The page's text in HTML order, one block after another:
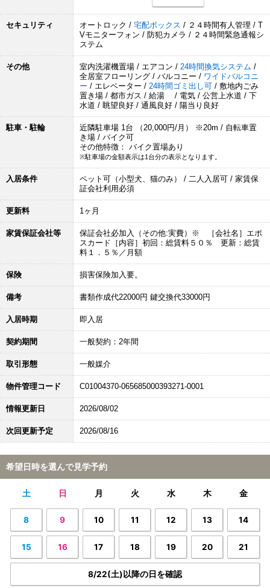
セキュリティ オートロック / 宅配ボックス / ２４時間有人管理 / T
Vモニターフォン / 防犯カメラ / ２４時間緊急通報シ
ステム
その他 室内洗濯機置場 / エアコン / 24時間換気システム /
全居室フローリング / バルコニー / ワイドバルコニ
ー / エレベーター / 24時間ゴミ出し可 / 敷地内ごみ
置き場 / 都市ガス / 給湯 / 電気 / 公営上水道 / 下
水道 / 眺望良好 / 通風良好 / 陽当り良好
駐車・駐輪
近隣駐車場 1台 （20,000円/月） ※20m / 自転車置
き場 / バイク可
その他特徴： バイク置場あり
※駐車場の金額表示は1台分の表示となります。
入居条件
ペット可（小型犬、猫のみ） / 二人入居可 / 家賃保
証会社利用必須
更新料 1ヶ月
家賃保証会社等
保証会社必加入（その他:実費）※ ［会社名］エポ
スカード［内容］初回：総賃料５０％ 更新：総賃
料１．５％／月額
保険 損害保険加入要。
備考 書類作成代22000円 鍵交換代33000円
入居時期 即入居
契約期間 一般契約：2年間
取引形態 一般媒介
物件管理コード C01004370-065685000393271-0001
情報更新日 2026/08/02
次回更新予定 2026/08/16
希望日時を選んで見学予約
土 日 月 火 水 木 金
8 9 10 11 12 13 14
15 16 17 18 19 20 21
8/22(土)以降の日を確認